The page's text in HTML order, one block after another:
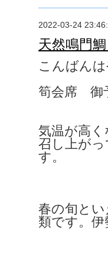
2022-03-24
天然鳴門
こんばん
筍会席 御
気温が高
召し上が
す。
春の旬と
類です。